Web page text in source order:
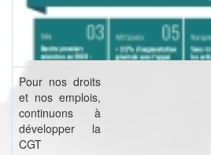
Pour nos droits
et nos emplois,
continuons à
développer la
CGT